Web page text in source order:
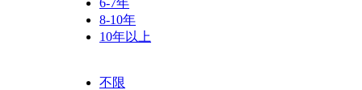
8-10年
10年以上
不限